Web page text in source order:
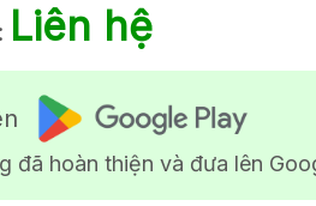
Liên hệ
đã hoàn thiện và đưa lên